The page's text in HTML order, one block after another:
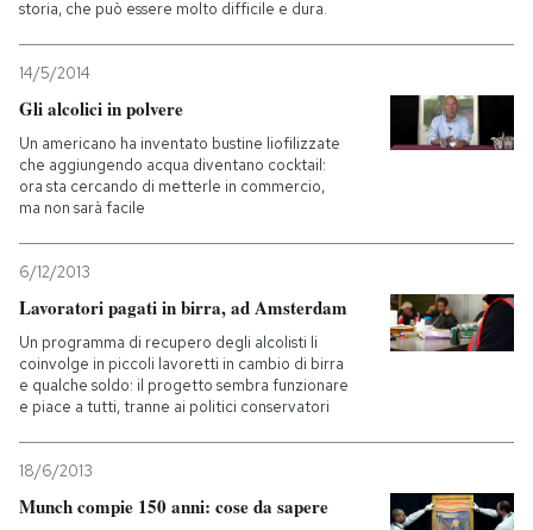
storia, che può essere molto difficile e dura.
14/5/2014
Gli alcolici in polvere
Un americano ha inventato bustine liofilizzate
che aggiungendo acqua diventano cocktail:
ora sta cercando di metterle in commercio,
ma non sarà facile
6/12/2013
Lavoratori pagati in birra, ad Amsterdam
Un programma di recupero degli alcolisti li
coinvolge in piccoli lavoretti in cambio di birra
e qualche soldo: il progetto sembra funzionare
e piace a tutti, tranne ai politici conservatori
18/6/2013
Munch compie 150 anni: cose da sapere